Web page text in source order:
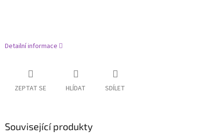
Detailní informace
ZEPTAT SE HLÍDAT SDÍLET
Související produkty